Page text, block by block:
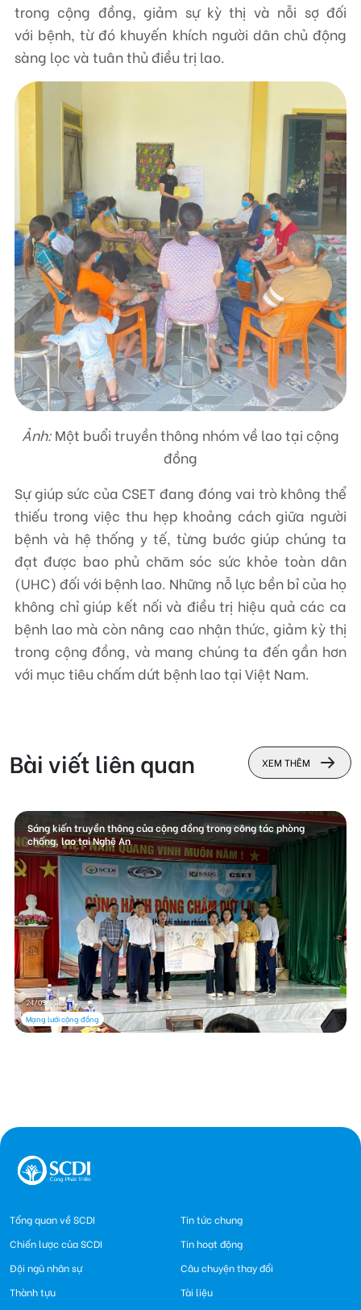
trong cộng đồng, giảm sự kỳ thị và nỗi sợ đối
với bệnh, từ đó khuyến khích người dân chủ động
sàng lọc và tuân thủ điều trị lao.
Ảnh: Một buổi truyền thông nhóm về lao tại cộng
đồng
Sự giúp sức của CSET đang đóng vai trò không thể
thiếu trong việc thu hẹp khoảng cách giữa người
bệnh và hệ thống y tế, từng bước giúp chúng ta
đạt được bao phủ chăm sóc sức khỏe toàn dân
(UHC) đối với bệnh lao. Những nỗ lực bền bỉ của họ
không chỉ giúp kết nối và điều trị hiệu quả các ca
bệnh lao mà còn nâng cao nhận thức, giảm kỳ thị
trong cộng đồng, và mang chúng ta đến gần hơn
với mục tiêu chấm dứt bệnh lao tại Việt Nam.
Bài viết liên quan XEM THÊM
Sáng kiến truyền thông của cộng đồng trong công tác phòng
chống, lao tại Nghệ An
24/03/2026
Mạng lưới cộng đồng
Tổng quan về SCDI
Chiến lược của SCDI
Đội ngũ nhân sự
Thành tựu
Tin tức chung
Tin hoạt động
Câu chuyện thay đổi
Tài liệu